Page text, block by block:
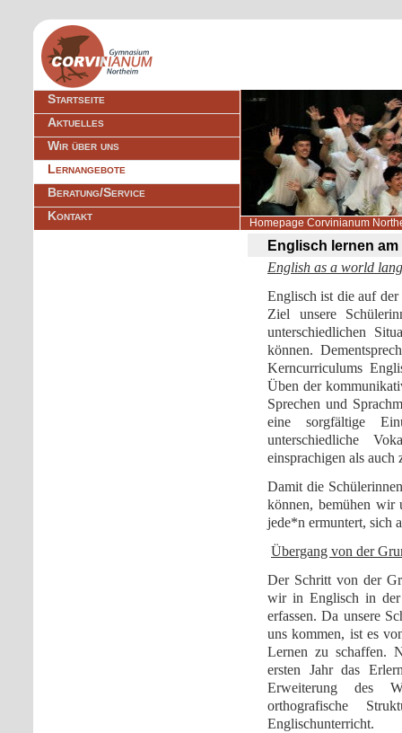
Navigation
überspringen
Startseite
Aktuelles
Wir über uns
Lernangebote
Beratung/Service
Kontakt
Homepage Corvinianum
Englisch lernen
English as a world
Englisch ist die auf der
Ziel unsere
unterschiedlichen
können.
Kerncurriculums
Üben der
Sprechen und
eine sorgfältige
unterschiedliche
einsprachigen als
Damit die
können, bemühen wir
jede*n ermuntert, sich
Übergang von der
Der Schritt von der
wir in Englisch in der
erfassen. Da unsere
uns kommen, ist es
Lernen zu schaffen.
ersten Jahr das
Erweiterung des
orthografische
Englischunterricht.